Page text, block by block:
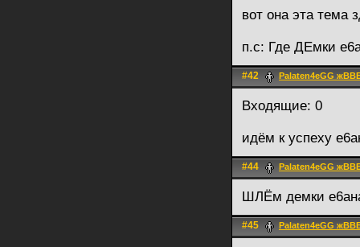
вот она эта тема
п.с: Где ДЕмки
#42 Palaten4eGG
Входящие: 0
идём к успеху
#44 Palaten4eGG
ШЛЁм демки
#45 Palaten4eGG